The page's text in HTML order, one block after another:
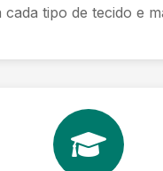
cada tipo de tecido e